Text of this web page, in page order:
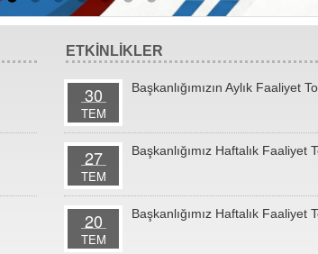
ETKİNLİKLER
30
TEM
Başkanlığımızın Aylık Faaliyet
27
TEM
Başkanlığımız Haftalık Faaliyet
20
TEM
Başkanlığımız Haftalık Faaliyet